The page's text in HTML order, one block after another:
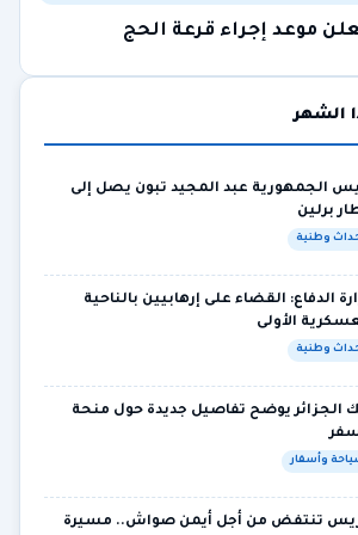
موعد إجراء قرعة الحج
الشهر
الجمهورية عبد المجيد تبون يصل إلى
برلين
وطنية
الدفاع: القضاء على إرهابيين بالناحية
الأولى
وطنية
الجزائر يوضح تفاصيل جديدة حول منحة
وأسفار
تنتفض من أجل أيمن صواش.. مسيرة